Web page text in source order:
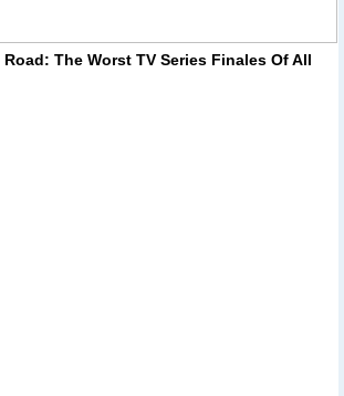
The Worst TV Series Finales Of All